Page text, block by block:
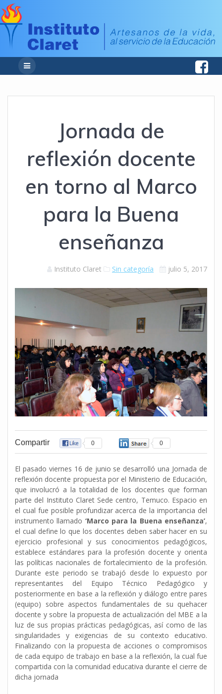
Jornada de
reflexión docente
en torno al Marco
para la Buena
enseñanza
Instituto Claret Sin categoría julio 5, 2017
Compartir 0 0
El pasado viernes 16 de junio se desarrolló una Jornada de
reflexión docente propuesta por el Ministerio de Educación,
que involucró a la totalidad de los docentes que forman
parte del Instituto Claret Sede centro, Temuco. Espacio en
el cual fue posible profundizar acerca de la importancia del
instrumento llamado ‘Marco para la Buena enseñanza’,
el cual define lo que los docentes deben saber hacer en su
ejercicio profesional y sus conocimientos pedagógicos,
establece estándares para la profesión docente y orienta
las políticas nacionales de fortalecimiento de la profesión.
Durante este periodo se trabajó desde lo expuesto por
representantes del Equipo Técnico Pedagógico y
posteriormente en base a la reflexión y diálogo entre pares
(equipo) sobre aspectos fundamentales de su quehacer
docente y sobre la propuesta de actualización del MBE a la
luz de sus propias prácticas pedagógicas, así como de las
singularidades y exigencias de su contexto educativo.
Finalizando con la propuesta de acciones o compromisos
de cada equipo de trabajo en base a la reflexión, la cual fue
compartida con la comunidad educativa durante el cierre de
dicha jornada